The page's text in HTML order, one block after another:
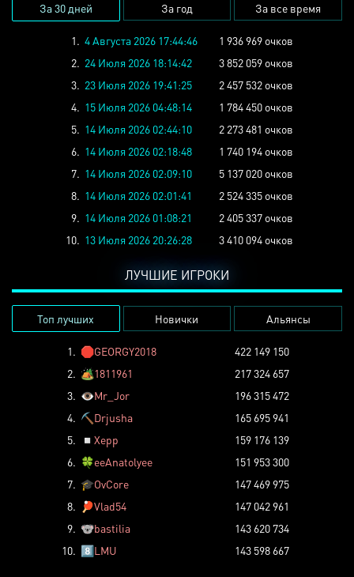
За 30 дней За год За все время
1. 4 Августа 2026 17:44:46
1 936 969 очков
2. 24 Июля 2026 18:14:42
3 852 059 очков
3. 23 Июля 2026 19:41:25
2 457 532 очков
4. 15 Июля 2026 04:48:14
1 784 450 очков
5. 14 Июля 2026 02:44:10
2 273 481 очков
6. 14 Июля 2026 02:18:48
1 740 194 очков
7. 14 Июля 2026 02:09:10
5 137 020 очков
8. 14 Июля 2026 02:01:41
2 524 335 очков
9. 14 Июля 2026 01:08:21
2 405 337 очков
10. 13 Июля 2026 20:26:28 3 410 094 очков
ЛУЧШИЕ ИГРОКИ
Топ лучших Новички Альянсы
1. 🛑GEORGY2018
422 149 150
2. 🏕️1811961
217 324 657
3. 👁️Mr_Jor
196 315 472
4. ⛏️ Drjusha
165 695 941
5.
◽ Xepp
159 176 139
6. 🍀eeAnatolyee
151 953 300
7. 🎓OvCore
147 469 975
8.
🏓Vlad54
147 042 961
9. 🐨bastilia
143 620 734
10. 8️⃣LMU 143 598 667